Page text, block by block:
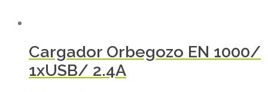
Cargador Orbegozo EN 1000/
1xUSB/ 2.4A